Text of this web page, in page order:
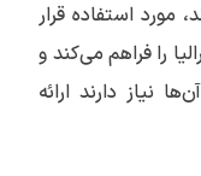
مورد استفاده قرار
را فراهم می‌کند و
نیاز دارند ارائه